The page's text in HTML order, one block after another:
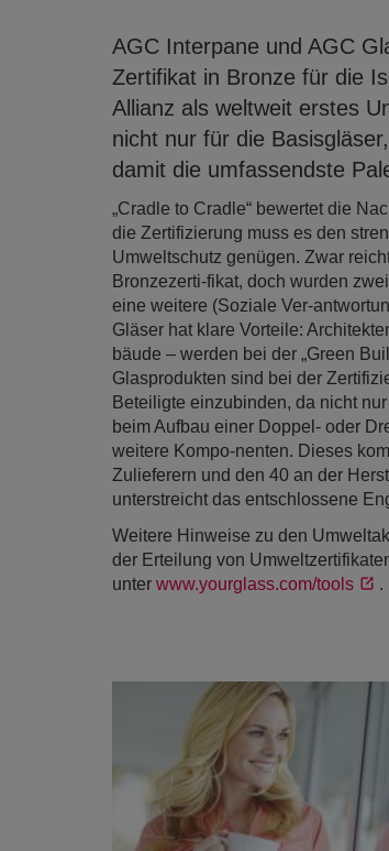
AGC Interpane und AGC
Zertifikat in Bronze für die
Allianz als weltweit erstes
nicht nur für die
damit die umfassendste
„Cradle to Cradle“ bewertet die
die Zertifizierung muss es den
Umweltschutz genügen. Zwar
Bronzezerti-fikat, doch wurden
eine weitere (Soziale Ver-
Gläser hat klare Vorteile:
bäude – werden bei der „Green
Glasprodukten sind bei der
Beteiligte einzubinden, da nicht
beim Aufbau einer Doppel- oder
weitere Kompo-nenten. Dieses
Zulieferern und den 40 an der
unterstreicht das entschlossene
Weitere Hinweise zu den
der Erteilung von
unter www.yourglass.com/tools .